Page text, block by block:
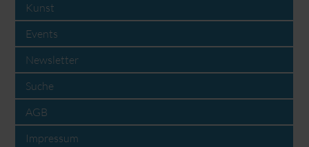
Kunst
Events
Newsletter
Suche
AGB
Impressum